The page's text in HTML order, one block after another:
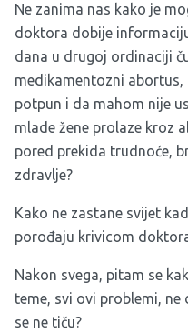
Ne zanima nas kako je
doktora dobije
dana u drugoj ordinaciji
medikamentozni
potpun i da mahom nije
mlade žene prolaze kroz
pored prekida trudnoće,
zdravlje?
Kako ne zastane svijet
porođaju krivicom
Nakon svega, pitam se
teme, svi ovi problemi,
se ne tiču?